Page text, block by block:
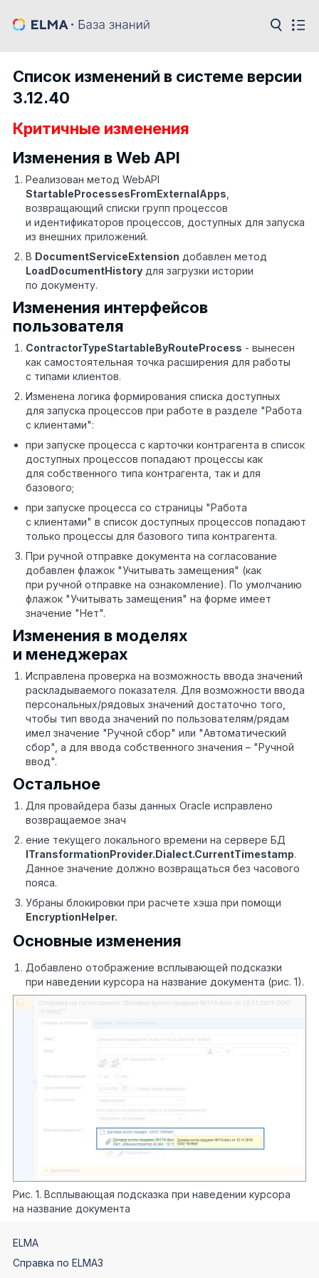
Список изменений в системе версии
3.12.40
Критичные изменения
Изменения в Web API
Реализован метод WebAPI
StartableProcessesFromExternalApps
возвращающий списки групп процессов
и идентификаторов процессов, доступных для запуска
из внешних приложений.
В DocumentServiceExtension добавлен метод
LoadDocumentHistory для загрузки истории
по документу.
Изменения интерфейсов
пользователя
ContractorTypeStartableByRouteProcess - вынесен
как самостоятельная точка расширения для работы
с типами клиентов.
Изменена логика формирования списка доступных
для запуска процессов при работе в разделе "Работа
с клиентами":
при запуске процесса с карточки контрагента в список
доступных процессов попадают процессы как
для собственного типа контрагента, так и для
базового;
при запуске процесса со страницы "Работа
с клиентами" в список доступных процессов попадают
только процессы для базового типа контрагента.
При ручной отправке документа на согласование
добавлен флажок "Учитывать замещения" (как
при ручной отправке на ознакомление). По умолчанию
флажок "Учитывать замещения" на форме имеет
значение "Нет".
Изменения в моделях
и менеджерах
Исправлена проверка на возможность ввода значений
раскладываемого показателя. Для возможности ввода
персональных/рядовых значений достаточно того,
чтобы тип ввода значений по пользователям/рядам
имел значение "Ручной сбор" или "Автоматический
сбор", а для ввода собственного значения – "Ручной
ввод".
Остальное
Для провайдера базы данных Oracle исправлено
возвращаемое знач
ение текущего локального времени на сервере БД
ITransformationProvider.Dialect.CurrentTimestamp.
Данное значение должно возвращаться без часового
пояса.
Убраны блокировки при расчете хэша при помощи
EncryptionHelper.
Основные изменения
Добавлено отображение всплывающей подсказки
при наведении курсора на название документа (рис. 1).
Рис. 1. Всплывающая подсказка при наведении курсора
на название документа
ELMA
Справка по ELMA3